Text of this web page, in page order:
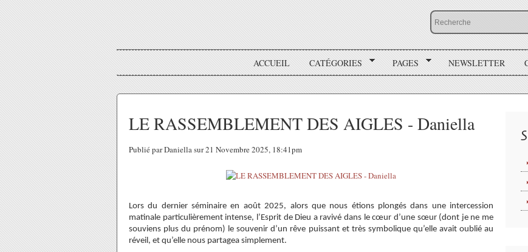
ACCUEIL CATÉGORIES PAGES NEWSLETTER
LE RASSEMBLEMENT DES AIGLES - Daniella
Publié par Daniella sur 21 Novembre 2025, 18:41pm
Lors du dernier séminaire en août 2025, alors que nous étions plongés dans une intercession
matinale particulièrement intense, l’Esprit de Dieu a ravivé dans le cœur d’une sœur (dont je ne me
souviens plus du prénom) le souvenir d’un rêve puissant et très symbolique qu’elle avait oublié au
réveil, et qu’elle nous partagea simplement.